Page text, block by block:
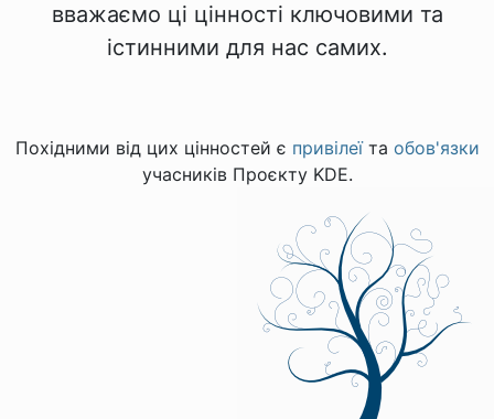
вважаємо ці цінності ключовими та
істинними для нас самих.
Похідними від цих цінностей є привілеїта обов'язки
учасників Проєкту KDE.